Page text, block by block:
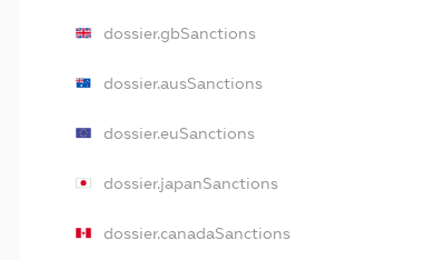
dossier.gbSanctions
dossier.ausSanctions
dossier.euSanctions
dossier.japanSanctions
dossier.canadaSanctions